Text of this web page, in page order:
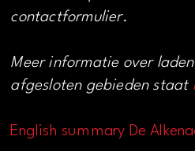
contactformulier.
Meer informatie over
afgesloten gebieden staat
English summary De